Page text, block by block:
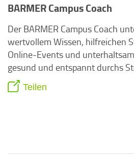
BARMER Campus Coach
Der BARMER Campus Coach
wertvollem Wissen, hilfreichen
Online-Events und
gesund und entspannt durchs
Teilen